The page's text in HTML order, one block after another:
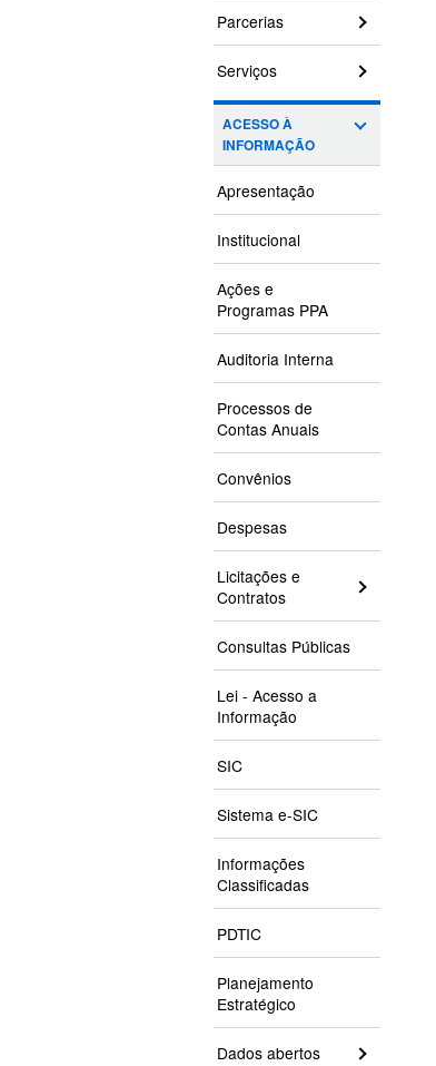
Parcerias
Serviços
ACESSO À
INFORMAÇÃO
Apresentação
Institucional
Ações e
Programas PPA
Auditoria Interna
Processos de
Contas Anuais
Convênios
Despesas
Licitações e
Contratos
Consultas Públicas
Lei - Acesso a
Informação
SIC
Sistema e-SIC
Informações
Classificadas
PDTIC
Planejamento
Estratégico
Dados abertos